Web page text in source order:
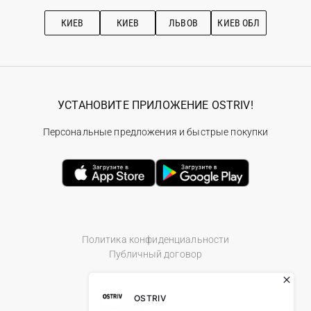
Рекомендации по уходу
КИЕВ КИЕВ ЛЬВОВ КИЕВ ОБЛ
Политика конфиденциальности
Публичный договор
УСТАНОВИТЕ ПРИЛОЖЕНИЕ OSTRIV!
Персональные предложения и быстрые покупки